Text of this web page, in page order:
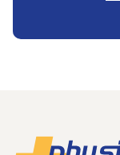
Footer